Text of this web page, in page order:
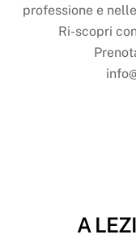
professione e
Ri-scopri
A